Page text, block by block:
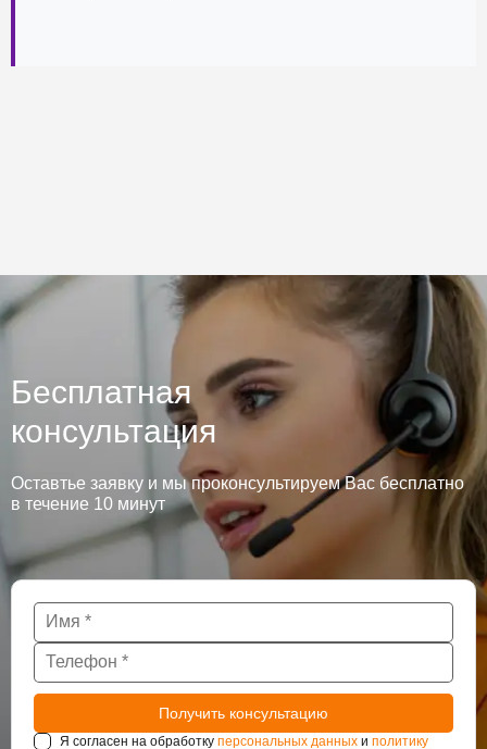
Бесплатная
консультация
Оставтье заявку и мы проконсультируем Вас бесплатно
в течение 10 минут
Я согласен на обработку персональных данных и политику